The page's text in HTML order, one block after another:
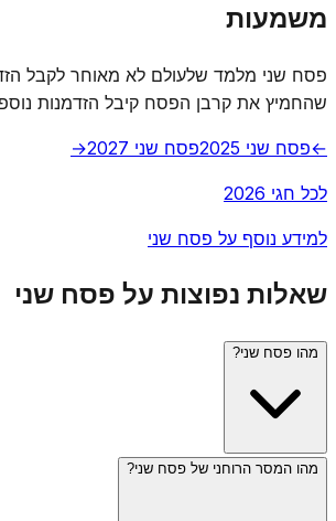
משמעות
פסח שני מלמד שלעולם לא מאוחר לקבל
שהחמיץ את קרבן הפסח קיבל הזדמנות
←פסח שני 2025 פסח שני 2027 →
לכל חגי 2026
למידע נוסף על פסח שני
שאלות נפוצות על פסח שני
מהו פסח שני?
מהו המסר הרוחני של פסח שני?